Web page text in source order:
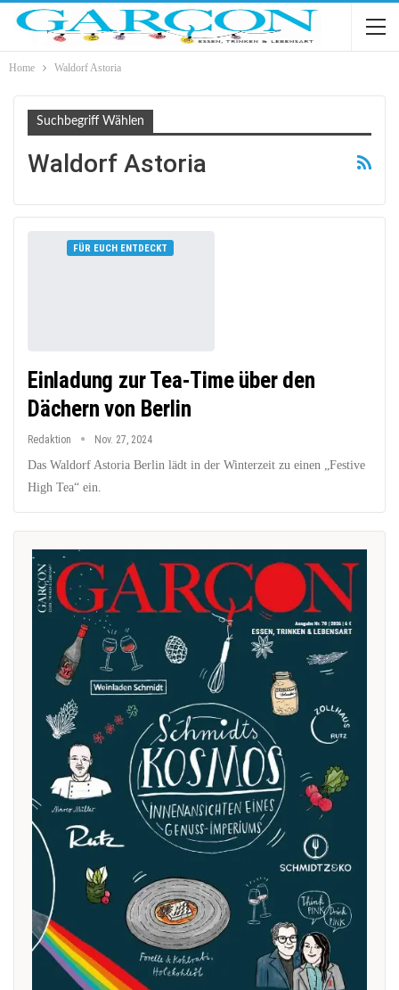
Home Waldorf Astoria
Suchbegriff Wählen
Waldorf Astoria
FÜR EUCH ENTDECKT
Einladung zur Tea-Time über den
Dächern von Berlin
Redaktion Nov. 27, 2024
Das Waldorf Astoria Berlin lädt in der Winterzeit zu einen „Festive
High Tea“ ein.